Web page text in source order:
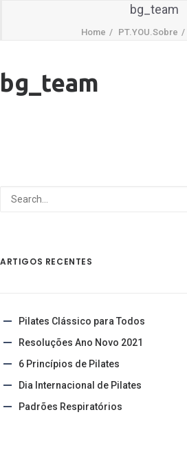
bg_team
Home PT.YOU.Sobre
bg_team
ARTIGOS RECENTES
Pilates Clássico para Todos
Resoluções Ano Novo 2021
6 Princípios de Pilates
Dia Internacional de Pilates
Padrões Respiratórios